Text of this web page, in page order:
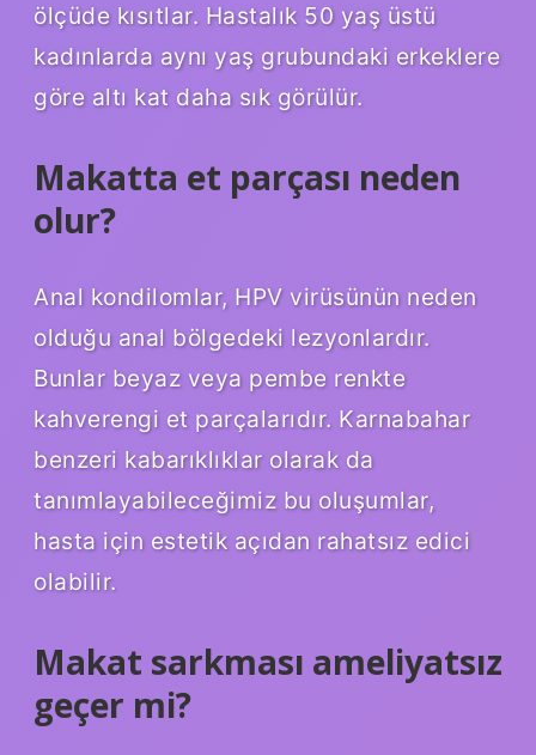
ölçüde kısıtlar. Hastalık 50 yaş üstü
kadınlarda aynı yaş grubundaki erkeklere
göre altı kat daha sık görülür.
Makatta et parçası neden
olur?
Anal kondilomlar, HPV virüsünün neden
olduğu anal bölgedeki lezyonlardır.
Bunlar beyaz veya pembe renkte
kahverengi et parçalarıdır. Karnabahar
benzeri kabarıklıklar olarak da
tanımlayabileceğimiz bu oluşumlar,
hasta için estetik açıdan rahatsız edici
olabilir.
Makat sarkması ameliyatsız
geçer mi?